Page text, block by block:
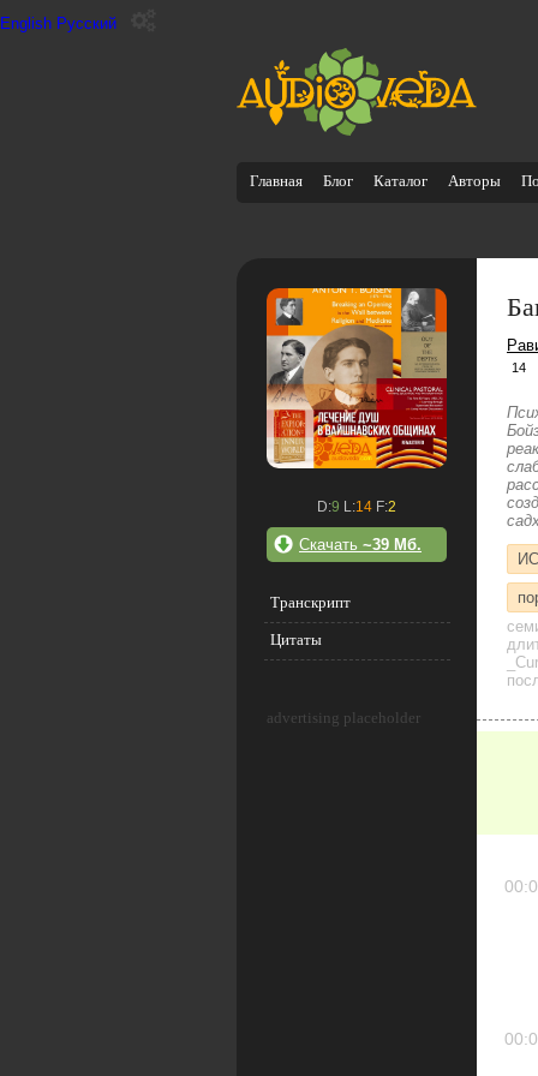
English Русский
Главная Блог Каталог Авторы
D:9 L:14 F:2
Скачать ~39 Мб.
Транскрипт
Цитаты
advertising placeholder
14